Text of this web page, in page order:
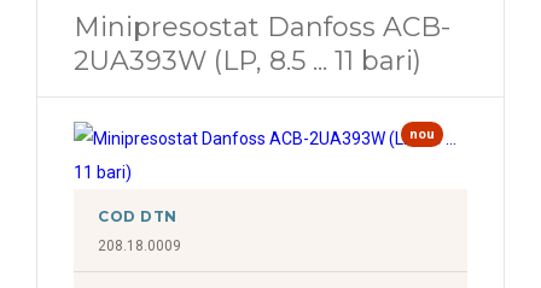
Minipresostat Danfoss ACB-
2UA393W (LP, 8.5 ... 11 bari)
nou
COD DTN
208.18.0009